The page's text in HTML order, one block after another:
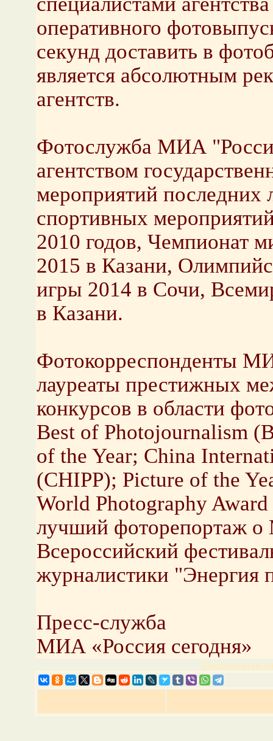
оперативного
секунд доставить в
является абсолютным
агентств.
Фотослужба МИА
агентством
мероприятий последних
спортивных
2010 годов, Чемпионат
2015 в Казани,
игры 2014 в Сочи,
в Казани.
Фотокорреспонденты
лауреаты престижных
конкурсов в области
Best of Photojournalism
of the Year; China
(CHIPP); Picture of the
World Photography
лучший фоторепортаж о
Всероссийский
журналистики "Энергия
Пресс-служба
МИА «Россия сегодня»
Предыдущая